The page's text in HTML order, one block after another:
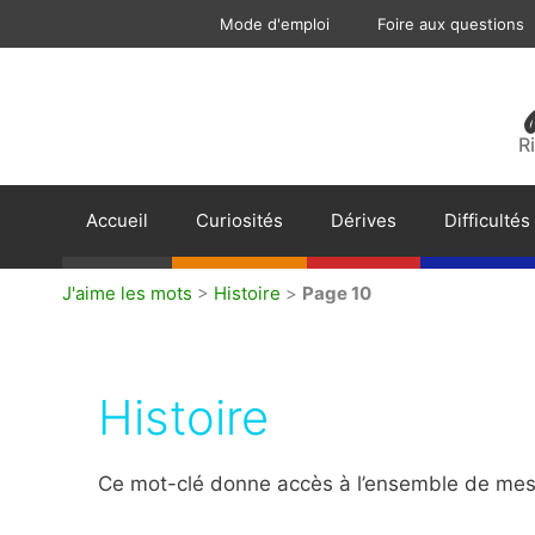
Mode d'emploi Foire aux questions
Accueil Curiosités Dérives Difficultés
J'aime les mots > Histoire > Page 10
Histoire
Ce mot-clé donne accès à l’ensemble de